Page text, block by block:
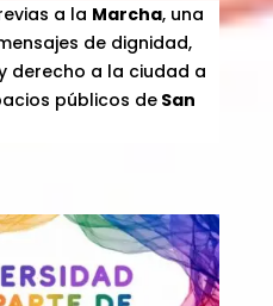
a la Marcha, una
de dignidad,
derecho a la ciudad a
públicos deSan